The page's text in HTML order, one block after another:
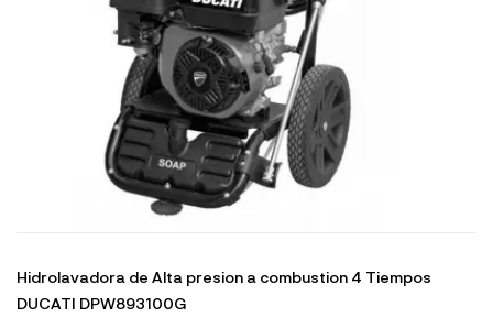
Hidrolavadora de Alta presion a combustion 4 Tiempos
DUCATI DPW893100G